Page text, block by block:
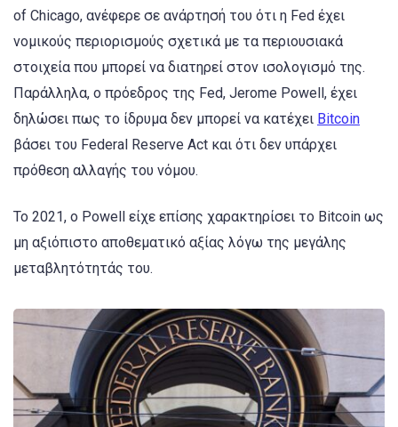
of Chicago, ανέφερε σε ανάρτησή του ότι η Fed έχει
νομικούς περιορισμούς σχετικά με τα περιουσιακά
στοιχεία που μπορεί να διατηρεί στον ισολογισμό της.
Παράλληλα, ο πρόεδρος της Fed, Jerome Powell, έχει
δηλώσει πως το ίδρυμα δεν μπορεί να κατέχει Bitcoin
βάσει του Federal Reserve Act και ότι δεν υπάρχει
πρόθεση αλλαγής του νόμου.
Το 2021, ο Powell είχε επίσης χαρακτηρίσει το Bitcoin ως
μη αξιόπιστο αποθεματικό αξίας λόγω της μεγάλης
μεταβλητότητάς του.